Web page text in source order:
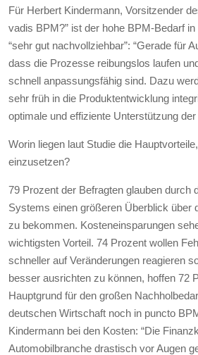
Für Herbert Kindermann, Vorsitzender
vadis BPM?” ist der hohe BPM-Bedarf
“sehr gut nachvollziehbar”: “Gerade für
dass die Prozesse reibungslos laufen
schnell anpassungsfähig sind. Dazu
sehr früh in die Produktentwicklung
optimale und effiziente Unterstützung
Worin liegen laut Studie die
einzusetzen?
79 Prozent der Befragten glauben durch
Systems einen größeren Überblick über
zu bekommen. Kosteneinsparungen
wichtigsten Vorteil. 74 Prozent wollen
schneller auf Veränderungen reagieren
besser ausrichten zu können, hoffen 72
Hauptgrund für den großen
deutschen Wirtschaft noch in puncto
Kindermann bei den Kosten: “Die
Automobilbranche drastisch vor Augen